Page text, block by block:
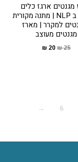
מגנטים ארגז כלים
לטיפול ב NLP | מתנה מקורית
למקרר | מארז
מגנטים מעוצב
25
₪
20
₪
6
→